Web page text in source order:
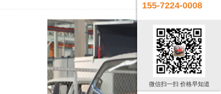
155-7224-0008
微信扫一扫 价格早知道